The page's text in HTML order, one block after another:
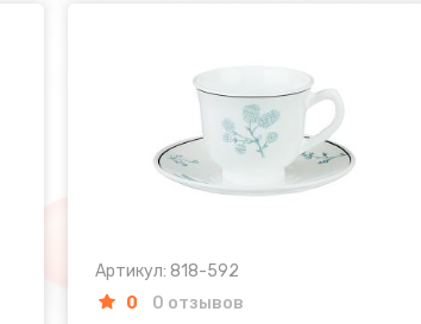
Артикул: 818-592
0
0 отзывов